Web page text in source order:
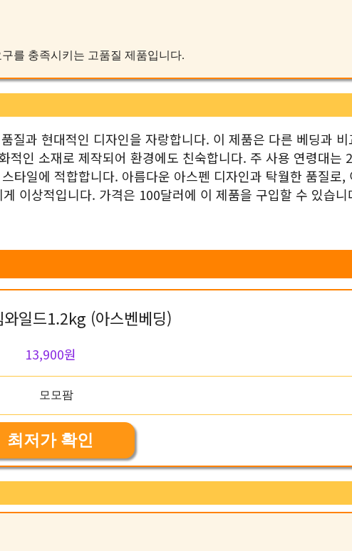
를 충족시키는 고품질 제품입니다.
질과 현대적인 디자인을 자랑합니다. 이 제품은 다른 베딩과 비
적인 소재로 제작되어 환경에도 친숙합니다. 주 사용 연령대는
타일에 적합합니다. 아름다운 아스펜 디자인과 탁월한 품질로,
이상적입니다. 가격은 100달러에 이 제품을 구입할 수 있습니
와일드1.2kg (아스벤베딩)
13,900원
최저가 확인